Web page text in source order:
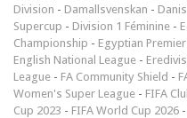
Division - Damallsvenskan -
Supercup - Division 1 Féminine -
Championship - Egyptian
English National League -
League - FA Community Shield -
Women's Super League - FIFA
Cup 2023 - FIFA World Cup 2026 -